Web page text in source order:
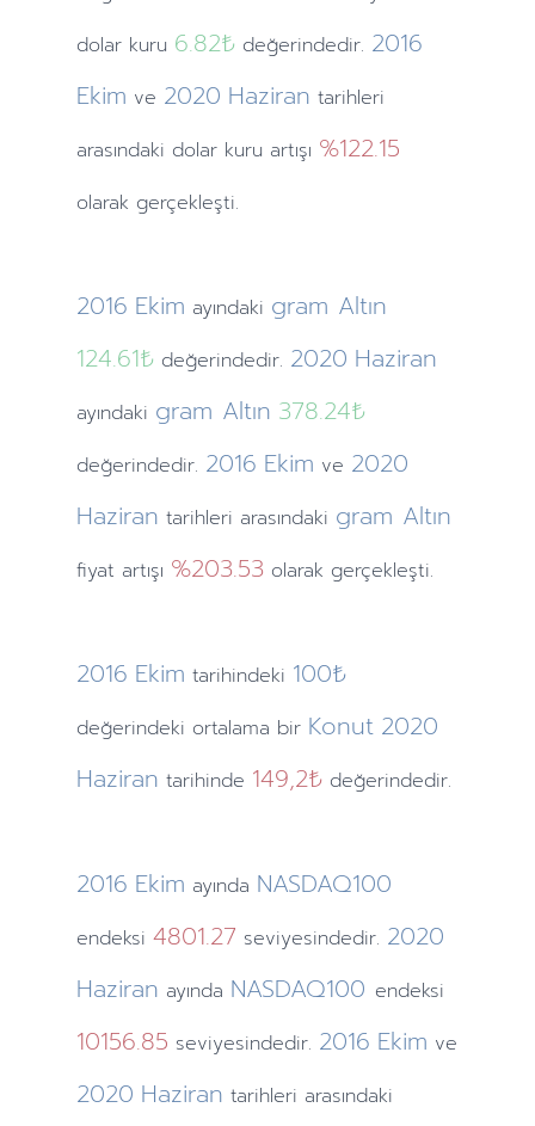
dolar kuru 6.82₺değerindedir. 2016
Ekim ve 2020 Haziran tarihleri
arasındaki dolar kuru artışı %122.15
olarak gerçekleşti.
2016 Ekim ayındaki gram Altın
124.61₺değerindedir. 2020 Haziran
ayındaki gram Altın 378.24₺
değerindedir. 2016 Ekim ve 2020
Haziran tarihleri arasındaki gram Altın
fiyat artışı %203.53 olarak gerçekleşti.
2016 Ekim tarihindeki 100₺
değerindeki ortalama bir Konut 2020
Haziran tarihinde 149,2₺ değerindedir.
2016 Ekim ayında NASDAQ100
endeksi 4801.27 seviyesindedir. 2020
Haziran ayında NASDAQ100 endeksi
10156.85 seviyesindedir. 2016 Ekim ve
2020 Haziran tarihleri arasındaki